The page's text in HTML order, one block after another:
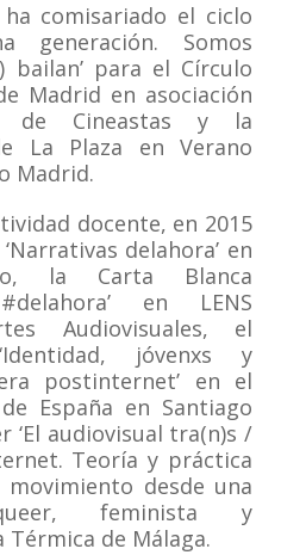
comisariado el ciclo
generación. Somos
bailan’ para el Círculo
Madrid en asociación
de Cineastas y la
La Plaza en Verano
Madrid.
docente, en 2015
delahora’ en
la Carta Blanca
en LENS
Audiovisuales, el
jóvenxs y
postinternet’ en el
España en Santiago
‘El audiovisual tra(n)s /
Teoría y práctica
desde una
feminista y
Térmica de Málaga.